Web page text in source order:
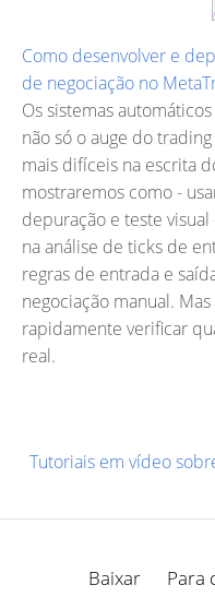
Como desenvolver e
de negociação no
Os sistemas
não só o auge do
mais difíceis na escrita
mostraremos como -
depuração e teste
na análise de ticks de
regras de entrada e
negociação manual.
rapidamente verificar
real.
Tutoriais em vídeo
Baixar Para